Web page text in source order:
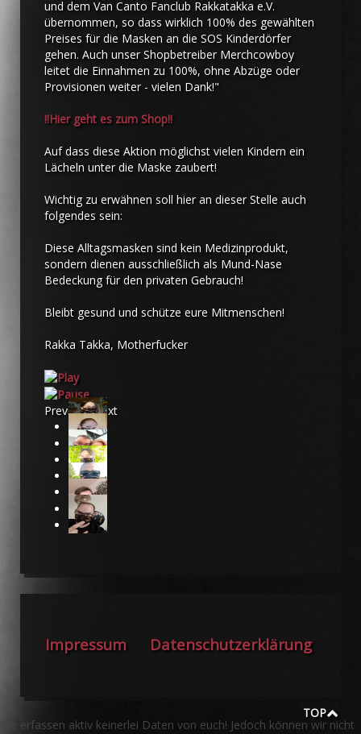
und dem Van Canto Fanclub Rakkatakka e.V.
übernommen, so dass wirklich 100% des gewählten
Preises für die Masken an die SOS Kinderdörfer
gehen. Auch unser Shopbetreiber Merchcowboy
leitet die Einnahmen zu 100%, ohne Abzüge oder
Provisionen weiter - vielen Dank!"
!!Hier geht es zum Shop!!
Auf dass diese Aktion möglichst vielen Kindern ein
Lächeln unter die Maske zaubert!
Wichtig zu erwähnen soll hier an dieser Stelle auch
folgendes sein:
Diese Alltagsmasken sind kein Medizinprodukt,
sondern dienen ausschließlich als Mund-Nase
Bedeckung für den privaten Gebrauch!
Bleibt gesund und schütze eure Mitmenschen!
Rakka Takka, Motherfucker
Previous Next
Impressum Datenschutzerklärung
TOP
Wir erfassen aktiv keinerlei Daten von euch! Jedoch können wir nicht